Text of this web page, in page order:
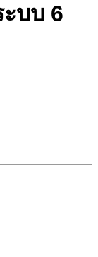
บบ 6